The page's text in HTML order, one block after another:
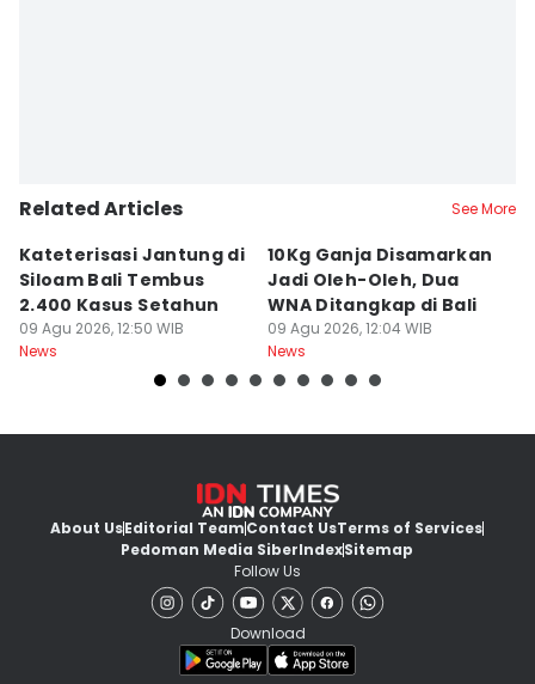
Related Articles See More
Kateterisasi Jantung di
Siloam Bali Tembus
2.400 Kasus Setahun
09 Agu 2026, 12:50 WIB
News
10Kg Ganja Disamarkan
Jadi Oleh-Oleh, Dua
WNA Ditangkap di Bali
09 Agu 2026, 12:04 WIB
News
About UsEditorial TeamContact UsTerms of Services
Pedoman Media SiberIndexSitemap
Follow Us
Download